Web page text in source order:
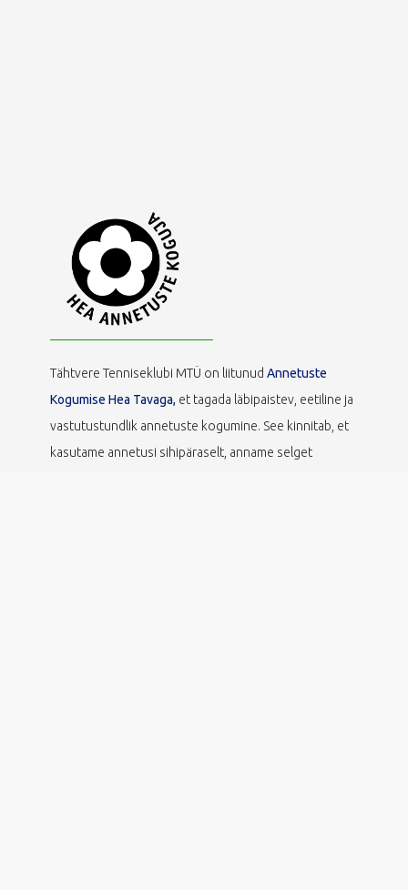
Tähtvere Tenniseklubi MTÜ on liitunud Annetuste
Kogumise Hea Tavaga, et tagada läbipaistev, eetiline ja
vastutustundlik annetuste kogumine. See kinnitab, et
kasutame annetusi sihipäraselt, anname selget